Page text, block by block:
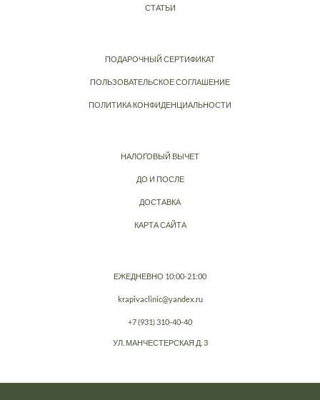
СТАТЬИ
ПОДАРОЧНЫЙ СЕРТИФИКАТ
ПОЛЬЗОВАТЕЛЬСКОЕ СОГЛАШЕНИЕ
ПОЛИТИКА КОНФИДЕНЦИАЛЬНОСТИ
НАЛОГОВЫЙ ВЫЧЕТ
ДО И ПОСЛЕ
ДОСТАВКА
КАРТА САЙТА
ЕЖЕДНЕВНО 10:00-21:00
krapivaclinic@yandex.ru
+7 (931) 310-40-40
УЛ. МАНЧЕСТЕРСКАЯ Д. 3